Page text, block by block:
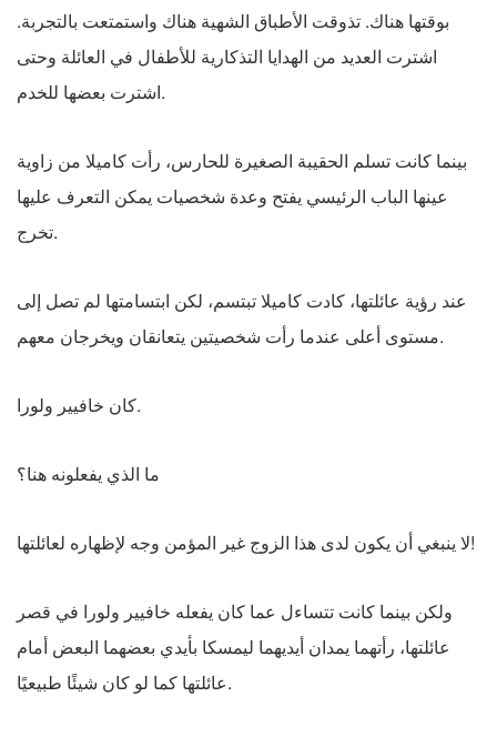
بوقتها هناك. تذوقت الأطباق الشهية هناك واستمتعت بالتجربة.
اشترت العديد من الهدايا التذكارية للأطفال في العائلة وحتى
اشترت بعضها للخدم.
بينما كانت تسلم الحقيبة الصغيرة للحارس، رأت كاميلا من زاوية
عينها الباب الرئيسي يفتح وعدة شخصيات يمكن التعرف عليها
تخرج.
عند رؤية عائلتها، كادت كاميلا تبتسم، لكن ابتسامتها لم تصل إلى
مستوى أعلى عندما رأت شخصيتين يتعانقان ويخرجان معهم.
كان خافيير ولورا.
ما الذي يفعلونه هنا؟
لا ينبغي أن يكون لدى هذا الزوج غير المؤمن وجه لإظهاره لعائلتها!
ولكن بينما كانت تتساءل عما كان يفعله خافيير ولورا في قصر
عائلتها، رأتهما يمدان أيديهما ليمسكا بأيدي بعضهما البعض أمام
عائلتها كما لو كان شيئًا طبيعيًا.